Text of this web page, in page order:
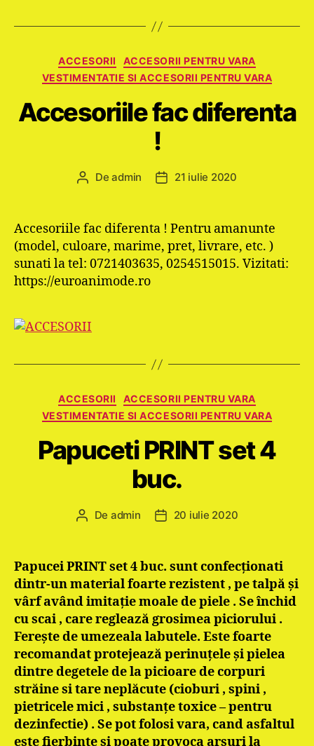
Categorii
ACCESORII
ACCESORII PENTRU VARA
VESTIMENTATIE SI ACCESORII PENTRU VARA
Accesoriile fac diferenta
!
Autor
Deadmin
Dată21 iulie 2020
Accesoriile fac diferenta ! Pentru amanunte
(model, culoare, marime, pret, livrare, etc. )
sunati la tel: 0721403635, 0254515015. Vizitati:
https://euroanimode.ro
Categorii
ACCESORII
ACCESORII PENTRU VARA
VESTIMENTATIE SI ACCESORII PENTRU VARA
Papuceti PRINT set 4
buc.
Autor
De admin
Dată20 iulie 2020
Papucei PRINT set 4 buc. sunt confecţionati
dintr-un material foarte rezistent , pe talpă şi
vârf având imitaţie moale de piele . Se închid
cu scai , care reglează grosimea piciorului .
Fereşte de umezeala labutele. Este foarte
recomandat protejează perinuţele şi pielea
dintre degetele de la picioare de corpuri
străine si tare neplăcute (cioburi , spini ,
pietricele mici , substanţe toxice – pentru
dezinfectie) . Se pot folosi vara, cand asfaltul
este fierbinte si poate provoca arsuri la